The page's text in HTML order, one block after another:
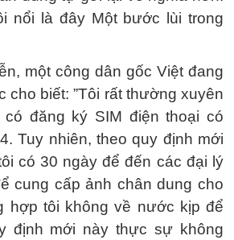
nổi là đây Một bước lùi trong
một công dân gốc Việt đang
cho biết: ”Tôi rất thường xuyên
đăng ký SIM điện thoại có
Tuy nhiên, theo quy định mới
có 30 ngày để đến các đại lý
cung cấp ảnh chân dung cho
hợp tôi không về nước kịp để
định mới này thực sự không